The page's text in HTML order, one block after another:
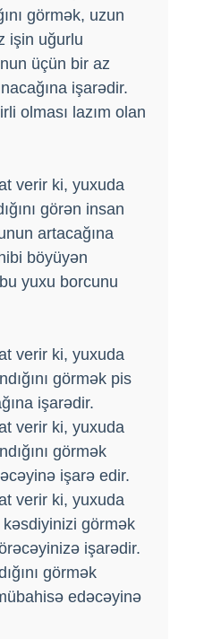
görmək, uzun
işin uğurlu
üçün bir az
işarədir.
olması lazım olan
verir ki, yuxuda
görən insan
artacağına
böyüyən
yuxu borcunu
verir ki, yuxuda
görmək pis
işarədir.
verir ki, yuxuda
görmək
işarə edir.
verir ki, yuxuda
kəsdiyinizi görmək
işarədir.
görmək
edəcəyinə